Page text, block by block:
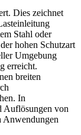
Dies zeichnet
Stahl oder
hohen Schutzart
Umgebung
erreicht.
breiten
In
Auflösungen von
Anwendungen